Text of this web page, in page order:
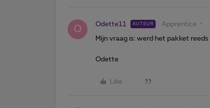
O Odette11 AUTEUR Apprentice
Mijn vraag is: werd het pakket
Odette
Like